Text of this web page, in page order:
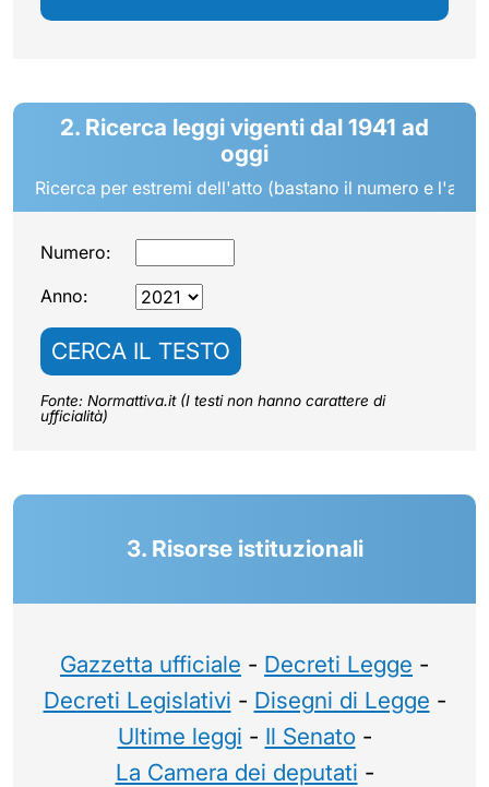
2. Ricerca leggi vigenti dal 1941 ad
oggi
Ricerca per estremi dell'atto (bastano il numero e
Numero:
Anno:
CERCA IL TESTO
Fonte: Normattiva.it (I testi non hanno carattere di
ufficialità)
3. Risorse istituzionali
Gazzetta ufficiale - Decreti Legge -
Decreti Legislativi - Disegni di Legge -
Ultime leggi - Il Senato-
La Camera dei deputati -